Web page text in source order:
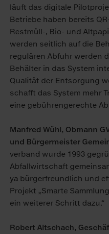
läuft das di­gi­ta­le
Be­trie­be ha­ben be­reits
Rest­müll-, Bio- und
wer­den seit­lich auf die
re­gu­lä­ren Ab­fuhr wer­den
Be­häl­ter in das Sys­tem
Qua­li­tät der Ent­sor­gung
schafft das Sys­tem mehr
ei­ne ge­büh­ren­ge­rech­te
Man­fred Wühl, Ob­mann
und Bür­ger­meis­ter
ver­band wur­de 1993
Ab­fall­wirt­schaft
ya bür­ger­freund­lich und
Pro­jekt „Smar­te
ein wei­te­rer Schritt da­zu.“
Ro­bert Alt­schach,